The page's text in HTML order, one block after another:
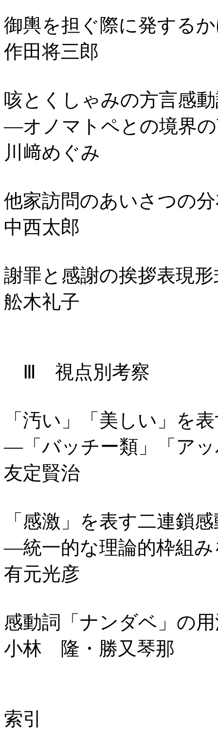
御輿を担ぐ際に発する
作田将三郎
咳とくしゃみの方言感
―オノマトペとの境界
川﨑めぐみ
他家訪問のあいさつの
中西太郎
謝罪と感謝の挨拶表現
舩木礼子
Ⅲ 視点別考察
「汚い」「美しい」を
―「バッチー類」「ア
友定賢治
「感激」を表す二連鎖
―統一的な理論的枠組
有元光彦
感動詞「ナンダベ」の
小林 隆・勝又琴那
索引